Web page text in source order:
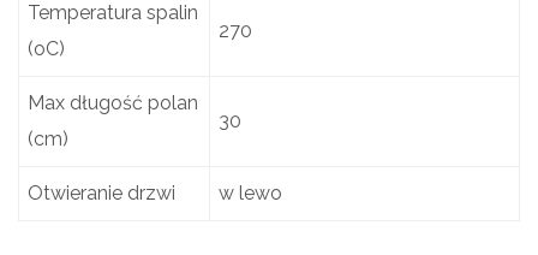
Temperatura spalin
(oC)
270
Max długość polan
(cm)
30
Otwieranie drzwi w lewo